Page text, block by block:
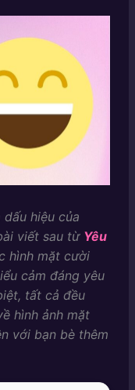
hiệu của
viết sau từ Yêu
hình mặt cười
cảm đáng yêu
tất cả đều
hình ảnh mặt
với bạn bè thêm